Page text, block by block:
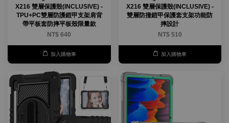
X216 雙層保護殼(INCLUSIVE) -
TPU+PC雙層防護鎧甲支架肩背
帶平板套防摔平板殼限量款
NT$ 640
加入購物車
X216 雙層保護殼(INCLUSIVE) -
雙層防撞鎧甲保護套支架功能防
摔設計
NT$ 510
加入購物車